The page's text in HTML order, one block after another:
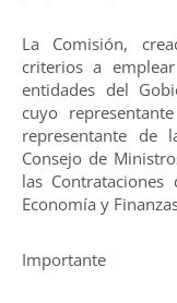
La Comisión,
criterios a
entidades del
cuyo
representante de
Consejo de
las
Economía y
Importante